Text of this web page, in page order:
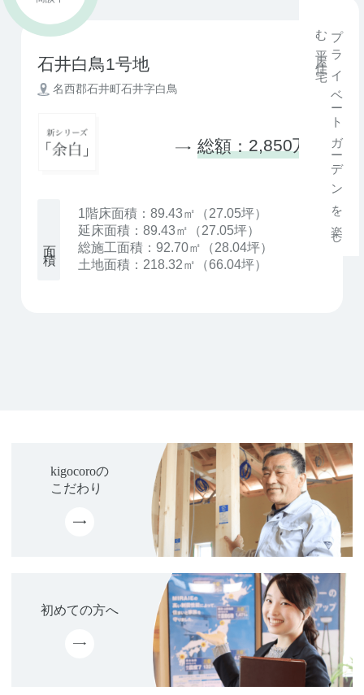
プ
ラ
イ
ベ
ー
ト
ガ
ー
デ
ン
を
楽
し
む
平
屋
住
宅
石井白鳥1号地
名西郡石井町石井字白鳥
総額： 2,850万円
1階床面積：89.43㎡（27.05坪）
延床面積：89.43㎡（27.05坪）
総施工面積：92.70㎡（28.04坪）
土地面積：218.32㎡（66.04坪）
kigocoroの
こだわり
初めての方へ